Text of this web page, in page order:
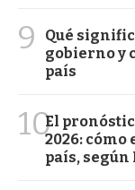
9
Qué
gobierno y
país
10El
2026: cómo
país,